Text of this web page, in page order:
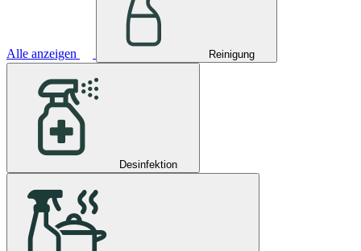
Alle anzeigen Reinigung
Desinfektion